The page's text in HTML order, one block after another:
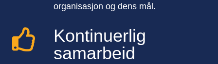
organisasjon og dens mål.

Kontinuerlig
samarbeid